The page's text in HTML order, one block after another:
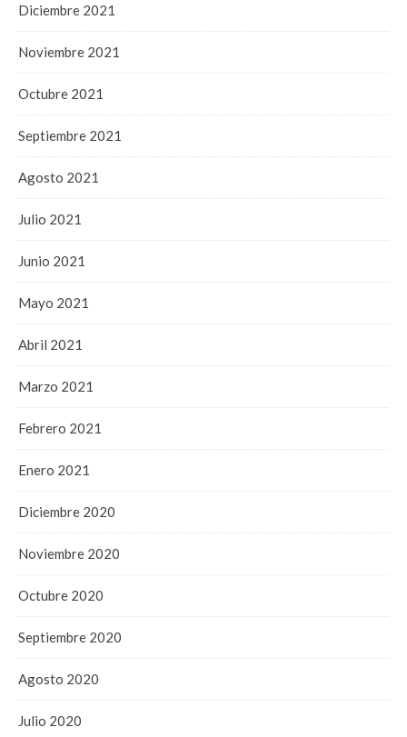
Diciembre 2021
Noviembre 2021
Octubre 2021
Septiembre 2021
Agosto 2021
Julio 2021
Junio 2021
Mayo 2021
Abril 2021
Marzo 2021
Febrero 2021
Enero 2021
Diciembre 2020
Noviembre 2020
Octubre 2020
Septiembre 2020
Agosto 2020
Julio 2020